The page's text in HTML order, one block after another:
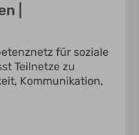
|
für soziale
Teilnetze zu
Kommunikation,